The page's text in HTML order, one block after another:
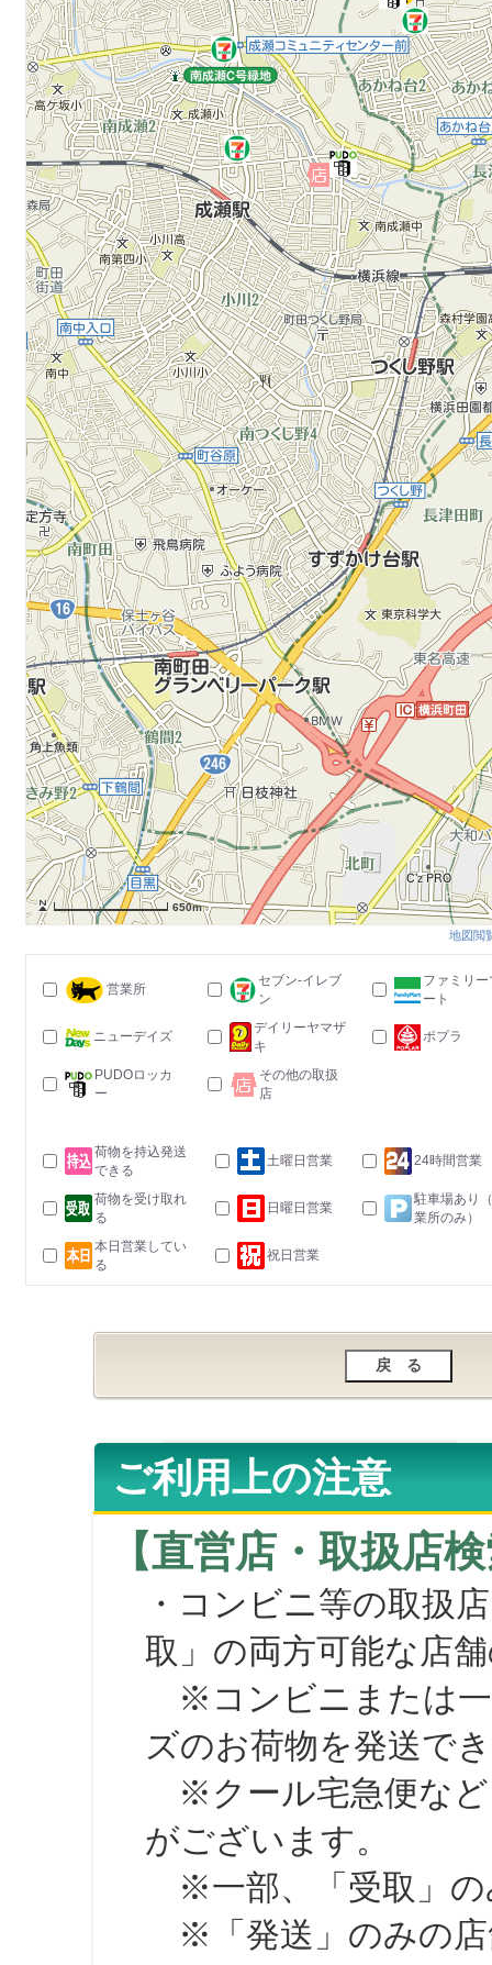
650m
地図閲
営業所
セブン-イレブ
ン
ファミリー
ート
ニューデイズ
デイリーヤマザ
キ
ポプラ
PUDOロッカ
ー
その他の取扱
店
荷物を持込発送
できる
土曜日営業 24時間営業
荷物を受け取れ
る
日曜日営業
駐車場あり
業所のみ）
本日営業してい
る
祝日営業
ご利用上の注意
【直営店・取扱店
・コンビニ等の取扱
取」の両方可能な店
※コンビニまたは一
ズのお荷物を発送で
※クール宅急便など
がございます。
※一部、「受取」の
※「発送」のみの店